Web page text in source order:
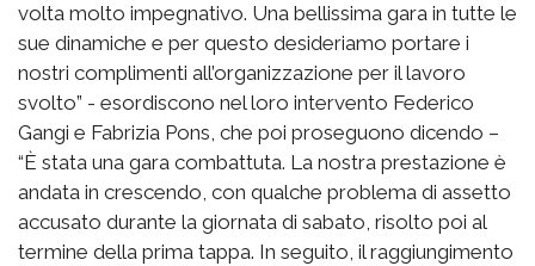
volta molto impegnativo. Una bellissima gara in tutte le
sue dinamiche e per questo desideriamo portare i
nostri complimenti all’organizzazione per il lavoro
svolto” - esordiscono nel loro intervento Federico
Gangi e Fabrizia Pons, che poi proseguono dicendo –
“È stata una gara combattuta. La nostra prestazione è
andata in crescendo, con qualche problema di assetto
accusato durante la giornata di sabato, risolto poi al
termine della prima tappa. In seguito, il raggiungimento